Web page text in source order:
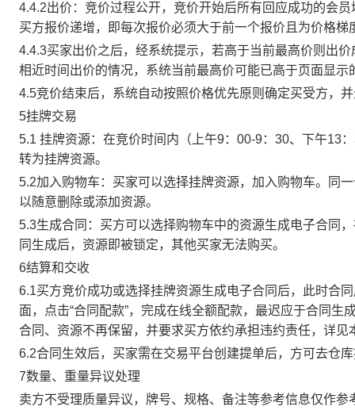
4.4.2出价：竞价过程公开，竞价开始后所有回应成功的会
买方报价递增，即每次报价必须大于前一个报价且为价格
4.4.3买家出价之后，经系统提示，若高于当前最高价则出
相近时间出价的情况，系统当前最高价可能已高于页面显示
4.5竞价结束后，系统自动按照价格优先原则确定买受方，
5挂牌交易
5.1 挂牌资源：在竞价时间内（上午9：00-9：30、下午13
转为挂牌资源。
5.2加入购物车：买家可以选择挂牌资源，加入购物车。同
以随意删除或添加资源。
5.3生成合同：买方可以选择购物车中的资源生成电子合同
同生成后，资源即被锁定，其他买家无法购买。
6结算和交收
6.1买方竞价成功或选择挂牌资源生成电子合同后，此时合
面，点击“合同配款”，完成在线全额配款，最迟应于合同
合同、资源不再保留，并要求买方依约承担违约责任，详见
6.2合同生效后，买家需在交易平台创建提单后，方可去仓
7数量、重量异议处理
卖方不受理质量异议，牌号、规格、备注等参考信息仅作